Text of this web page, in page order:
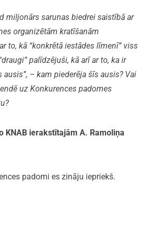
miljonārs sarunas biedrei saistībā ar
organizētām kratīšanām
to, kā “konkrētā iestādes līmenī” viss
palīdzējuši, kā arī ar to, ka ir
ausis”, – kam piederēja šīs ausis? Vai
uz Konkurences padomes
KNAB ierakstītajām A. Ramoliņa
padomi es zināju iepriekš.